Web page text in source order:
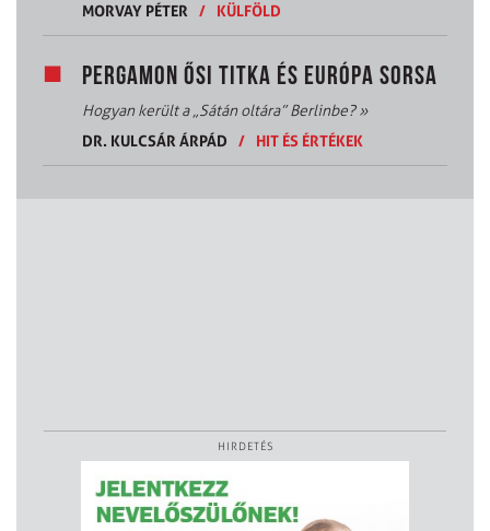
MORVAY PÉTER
/ KÜLFÖLD
PERGAMON ŐSI TITKA ÉS EURÓPA SORSA
Hogyan került a „Sátán oltára” Berlinbe?»
DR. KULCSÁR ÁRPÁD
/ HIT ÉS ÉRTÉKEK
HIRDETÉS